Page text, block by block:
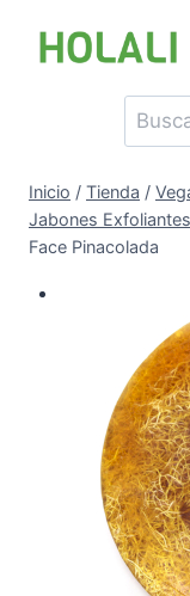
Buscar
por:
Inicio / Tienda /
Jabones
Face Pinacolada